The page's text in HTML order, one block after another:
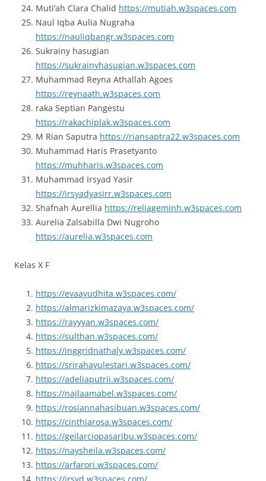
Muti’ah Clara Chalid https://mutiah.w3spaces.com
Naul Iqba Aulia Nugraha
https://nauliqbangr.w3spaces.com
Sukrainy hasugian
https://sukrainyhasugian.w3spaces.com
Muhammad Reyna Athallah Agoes
https://reynaath.w3spaces.com
raka Septian Pangestu
https://rakachiplak.w3spaces.com
M Rian Saputra https://riansaptra22.w3spaces.com
Muhammad Haris Prasetyanto
https://muhharis.w3spaces.com
Muhammad Irsyad Yasir
https://irsyadyasirr.w3spaces.com
Shafnah Aurellia https://reliageminh.w3spaces.com
Aurelia Zalsabilla Dwi Nugroho
https://aurelia.w3spaces.com
Kelas X F
https://evaayudhita.w3spaces.com/
https://almarizkimazaya.w3spaces.com/
https://rayyyan.w3spaces.com/
https://sulthan.w3spaces.com/
https://inggridnathaly.w3spaces.com/
https://srirahayulestari.w3spaces.com/
https://adeliaputrii.w3spaces.com/
https://najlaamabel.w3spaces.com/
https://rosiannahasibuan.w3spaces.com/
https://cinthiarosa.w3spaces.com/
https://geilarciopasaribu.w3spaces.com/
https://naysheila.w3spaces.com/
https://arfarori.w3spaces.com/